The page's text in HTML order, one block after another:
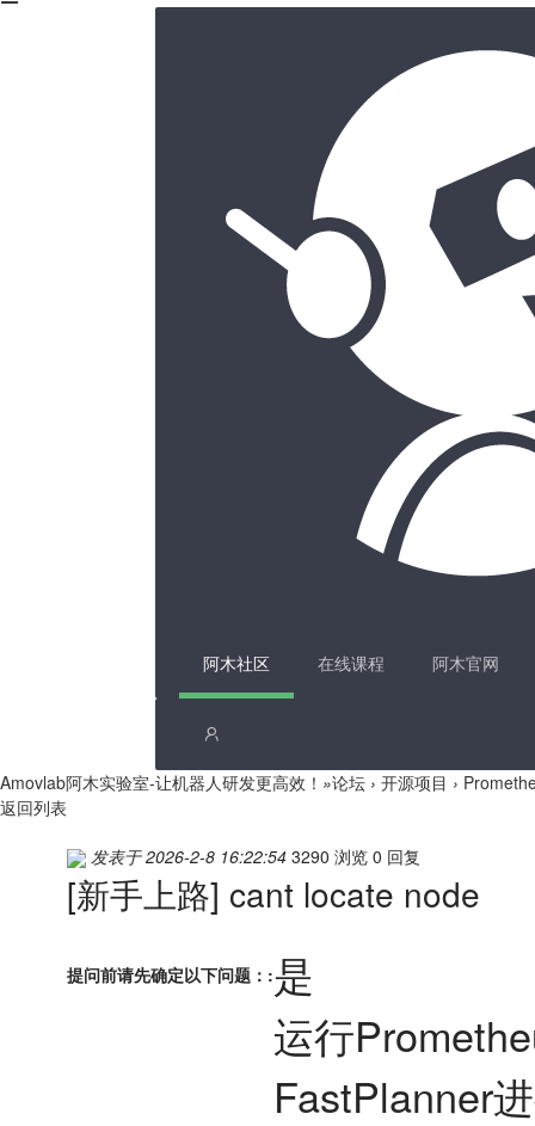
阿木社区 在线课程 阿木官网
Amovlab阿木实验室-让机器人研发更高效！ »论坛 › 开源项目 ›
返回列表
发表于 2026-2-8 16:22:54 3290 浏览 0 回复
[新手上路] cant locate node
提问前请先确定以下问题：:是
运行
FastPlanner